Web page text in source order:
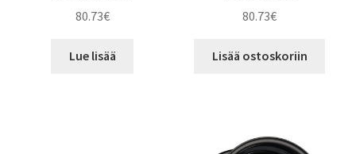
80.73€
Lue lisää
80.73€
Lisää ostoskoriin